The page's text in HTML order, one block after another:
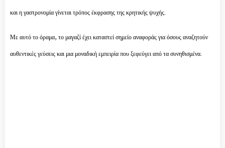
και η γαστρονομία γίνεται τρόπος έκφρασης της κρητικής ψυχής.
Με αυτό το όραμα, το μαγαζί έχει καταστεί σημείο αναφοράς για όσους αναζητούν
αυθεντικές γεύσεις και μια μοναδική εμπειρία που ξεφεύγει από τα συνηθισμένα.